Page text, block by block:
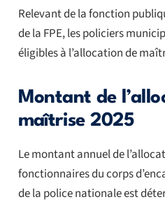
Relevant de la fonction
de la FPE, les policiers
éligibles à l’allocation de
Montant de
maîtrise 2025
Le montant annuel de
fonctionnaires du corps
de la police nationale est